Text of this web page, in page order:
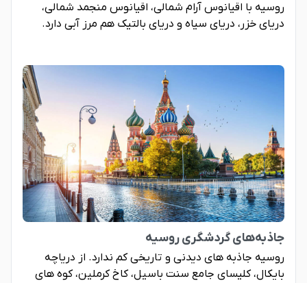
روسیه با اقیانوس آرام شمالی، اقیانوس منجمد شمالی،
دریای خزر، دریای سیاه و دریای بالتیک هم مرز آبی دارد.
جاذبه‌های گردشگری روسیه
روسیه جاذبه های دیدنی و تاریخی کم ندارد. از دریاچه
بایکال، کلیسای جامع سنت باسیل، کاخ کرملین، کوه های